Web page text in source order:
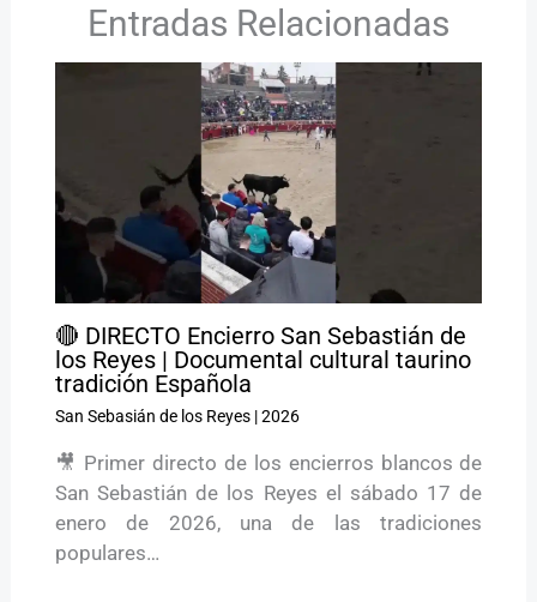
Entradas Relacionadas
🔴 DIRECTO Encierro San Sebastián de
los Reyes | Documental cultural taurino
tradición Española
San Sebasián de los Reyes|2026
🎥 Primer directo de los encierros blancos de
San Sebastián de los Reyes el sábado 17 de
enero de 2026, una de las tradiciones
populares…